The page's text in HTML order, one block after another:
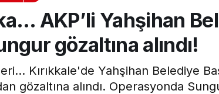
AKP’li Yahşihan
gözaltına alındı!
Kırıkkale'de Yahşihan Belediye
gözaltına alındı. Operasyonda